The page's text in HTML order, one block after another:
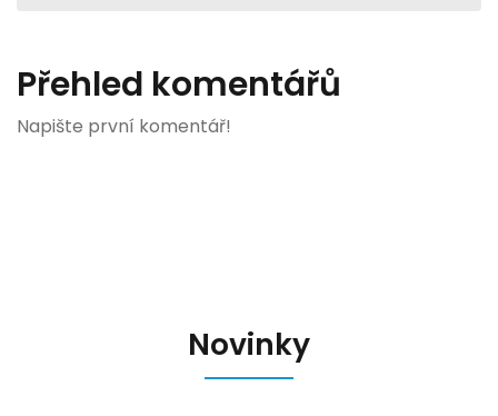
Přehled komentářů
Napište první komentář!
Novinky